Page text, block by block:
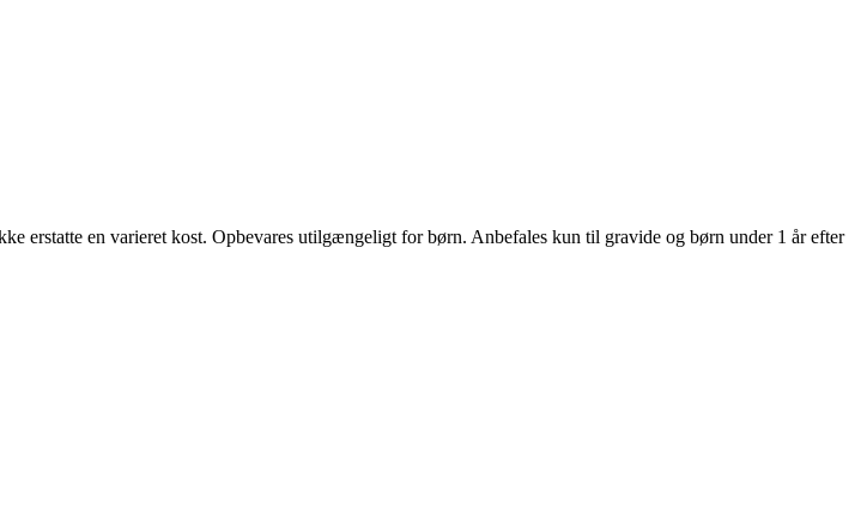
erstatte en varieret kost. Opbevares utilgængeligt for børn. Anbefales kun til gravide og børn under 1 år efter